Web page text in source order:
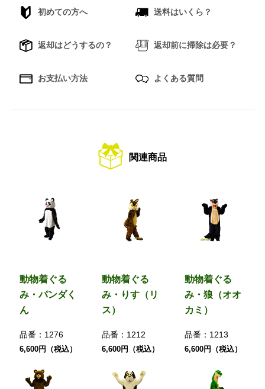
初めての方へ 送料はいくら？
返却はどうするの？ 返却前に掃除は必要？
お支払い方法 よくある質問
関連商品
動物着ぐる
み・パンダく
ん
品番： 1276
6,600円（税込）
動物着ぐる
み・りす（リ
ス）
品番： 1212
6,600円（税込）
動物着ぐる
み・狼（オオ
カミ）
品番： 1213
6,600円（税込）